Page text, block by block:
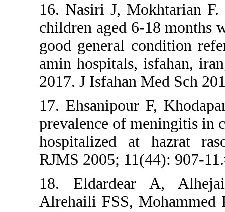
16. Nasiri
children
good
amin
2017. J
17.
RJMS
18.
Alrehaili